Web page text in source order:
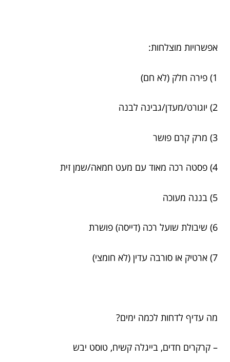
אפשרויות מוצלחות:
1) פירה חלק (לא חם)
2) יוגורט/מעדן/גבינה לבנה
3) מרק קרם פושר
4) פסטה רכה מאוד עם מעט חמאה/שמן זית
5) בננה מעוכה
6) שיבולת שועל רכה (דייסה) פושרת
7) ארטיק או סורבה עדין (לא חומצי)
מה עדיף לדחות לכמה ימים?
– קרקרים חדים, בייגלה קשיח, טוסט יבש